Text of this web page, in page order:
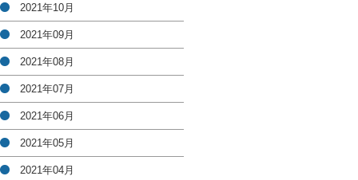
2021年10月
2021年09月
2021年08月
2021年07月
2021年06月
2021年05月
2021年04月